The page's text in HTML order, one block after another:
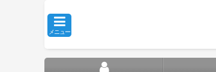
メニュー